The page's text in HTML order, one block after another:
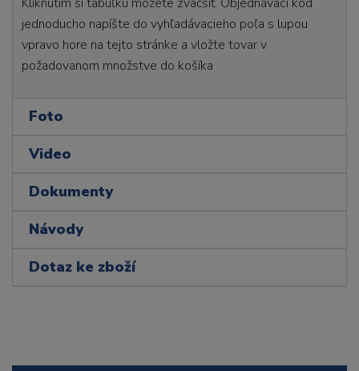
jednoducho napíšte do vyhľadávacieho poľa s lupou
vpravo hore na tejto stránke a vložte tovar v
požadovanom množstve do košíka
Foto
Video
Dokumenty
Návody
Dotaz ke zboží